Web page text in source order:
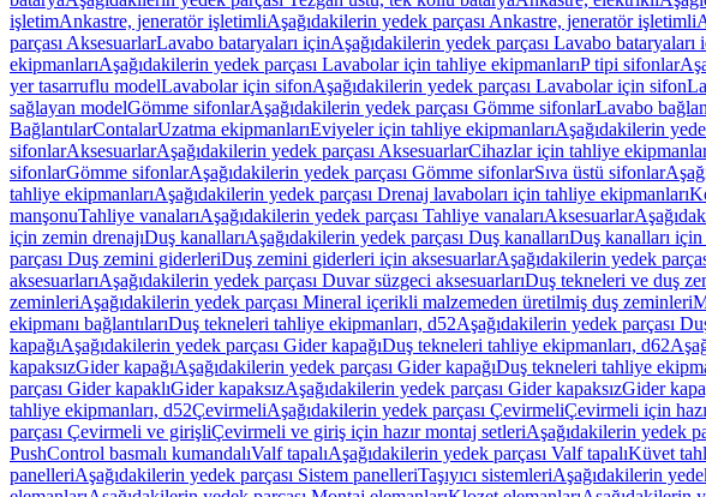
işletimAnkastre, jeneratör işletimliAşağıdakilerin yedek parçası Ankastre, jeneratör işletimli
parçası AksesuarlarLavabo bataryaları içinAşağıdakilerin yedek parçası Lavabo bataryaları
ekipmanlarıAşağıdakilerin yedek parçası Lavabolar için tahliye ekipmanlarıP tipi sifonlar
yer tasarruflu modelLavabolar için sifonAşağıdakilerin yedek parçası Lavabolar için sifon
sağlayan modelGömme sifonlarAşağıdakilerin yedek parçası Gömme sifonlarLavabo
BağlantılarContalarUzatma ekipmanlarıEviyeler için tahliye ekipmanlarıAşağıdakilerin
sifonlarAksesuarlarAşağıdakilerin yedek parçası AksesuarlarCihazlar için tahliye
sifonlarGömme sifonlarAşağıdakilerin yedek parçası Gömme sifonlarSıva üstü sifonlar
tahliye ekipmanlarıAşağıdakilerin yedek parçası Drenaj lavaboları için tahliye ekipmanları
manşonuTahliye vanalarıAşağıdakilerin yedek parçası Tahliye vanalarıAksesuarlar
için zemin drenajıDuş kanallarıAşağıdakilerin yedek parçası Duş kanallarıDuş kanalları için
parçası Duş zemini giderleriDuş zemini giderleri için aksesuarlarAşağıdakilerin yedek
aksesuarlarıAşağıdakilerin yedek parçası Duvar süzgeci aksesuarlarıDuş tekneleri ve duş
zeminleriAşağıdakilerin yedek parçası Mineral içerikli malzemeden üretilmiş duş zeminleri
ekipmanı bağlantılarıDuş tekneleri tahliye ekipmanları, d52Aşağıdakilerin yedek parçası
kapağıAşağıdakilerin yedek parçası Gider kapağıDuş tekneleri tahliye ekipmanları, d62
kapaksızGider kapağıAşağıdakilerin yedek parçası Gider kapağıDuş tekneleri tahliye
parçası Gider kapaklıGider kapaksızAşağıdakilerin yedek parçası Gider kapaksızGider
tahliye ekipmanları, d52ÇevirmeliAşağıdakilerin yedek parçası ÇevirmeliÇevirmeli için
parçası Çevirmeli ve girişliÇevirmeli ve giriş için hazır montaj setleriAşağıdakilerin yedek
PushControl basmalı kumandalıValf tapalıAşağıdakilerin yedek parçası Valf tapalıKüvet
panelleriAşağıdakilerin yedek parçası Sistem panelleriTaşıyıcı sistemleriAşağıdakilerin